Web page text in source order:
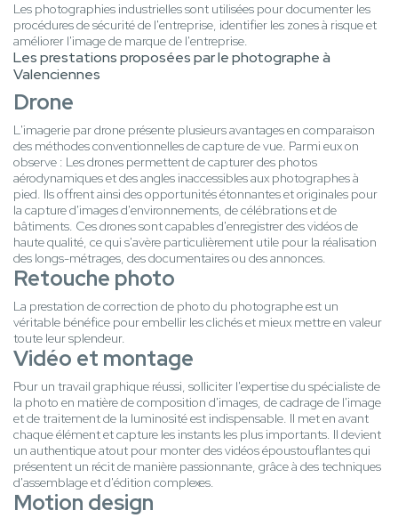
Les photographies industrielles sont utilisées pour documenter les
procédures de sécurité de l'entreprise, identifier les zones à risque et
améliorer l'image de marque de l'entreprise.
Les prestations proposées par le photographe à
Valenciennes
Drone
L'imagerie par drone présente plusieurs avantages en comparaison
des méthodes conventionnelles de capture de vue. Parmi eux on
observe : Les drones permettent de capturer des photos
aérodynamiques et des angles inaccessibles aux photographes à
pied. Ils offrent ainsi des opportunités étonnantes et originales pour
la capture d'images d'environnements, de célébrations et de
bâtiments. Ces drones sont capables d'enregistrer des vidéos de
haute qualité, ce qui s'avère particulièrement utile pour la réalisation
des longs-métrages, des documentaires ou des annonces.
Retouche photo
La prestation de correction de photo du photographe est un
véritable bénéfice pour embellir les clichés et mieux mettre en valeur
toute leur splendeur.
Vidéo et montage
Pour un travail graphique réussi, solliciter l'expertise du spécialiste de
la photo en matière de composition d'images, de cadrage de l'image
et de traitement de la luminosité est indispensable. Il met en avant
chaque élément et capture les instants les plus importants. Il devient
un authentique atout pour monter des vidéos époustouflantes qui
présentent un récit de manière passionnante, grâce à des techniques
d'assemblage et d'édition complexes.
Motion design